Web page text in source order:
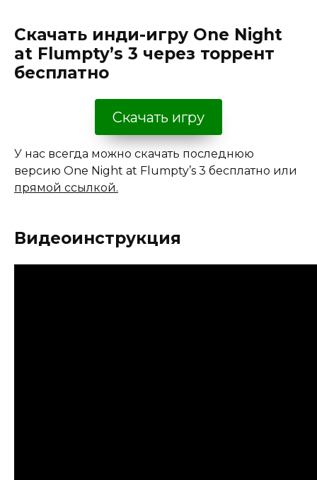
Скачать инди-игру One Night
at Flumpty’s 3 через торрент
бесплатно
Скачать игру
У нас всегда можно скачать последнюю
версию One Night at Flumpty’s 3 бесплатно или
прямой ссылкой.
Видеоинструкция